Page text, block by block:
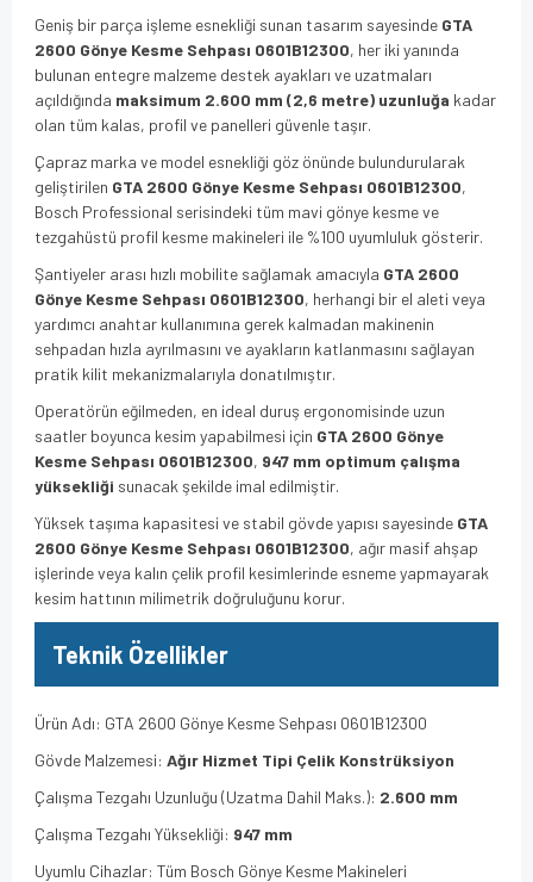
Geniş bir parça işleme esnekliği sunan tasarım sayesinde GTA
2600 Gönye Kesme Sehpası 0601B12300, her iki yanında
bulunan entegre malzeme destek ayakları ve uzatmaları
açıldığında maksimum 2.600 mm (2,6 metre) uzunluğa kadar
olan tüm kalas, profil ve panelleri güvenle taşır.
Çapraz marka ve model esnekliği göz önünde bulundurularak
geliştirilen GTA 2600 Gönye Kesme Sehpası 0601B12300,
Bosch Professional serisindeki tüm mavi gönye kesme ve
tezgahüstü profil kesme makineleri ile %100 uyumluluk gösterir.
Şantiyeler arası hızlı mobilite sağlamak amacıyla GTA 2600
Gönye Kesme Sehpası 0601B12300, herhangi bir el aleti veya
yardımcı anahtar kullanımına gerek kalmadan makinenin
sehpadan hızla ayrılmasını ve ayakların katlanmasını sağlayan
pratik kilit mekanizmalarıyla donatılmıştır.
Operatörün eğilmeden, en ideal duruş ergonomisinde uzun
saatler boyunca kesim yapabilmesi için GTA 2600 Gönye
Kesme Sehpası 0601B12300, 947 mm optimum çalışma
yüksekliği sunacak şekilde imal edilmiştir.
Yüksek taşıma kapasitesi ve stabil gövde yapısı sayesinde GTA
2600 Gönye Kesme Sehpası 0601B12300, ağır masif ahşap
işlerinde veya kalın çelik profil kesimlerinde esneme yapmayarak
kesim hattının milimetrik doğruluğunu korur.
Teknik Özellikler
Ürün Adı: GTA 2600 Gönye Kesme Sehpası 0601B12300
Gövde Malzemesi: Ağır Hizmet Tipi Çelik Konstrüksiyon
Çalışma Tezgahı Uzunluğu (Uzatma Dahil Maks.): 2.600 mm
Çalışma Tezgahı Yüksekliği: 947 mm
Uyumlu Cihazlar: Tüm Bosch Gönye Kesme Makineleri